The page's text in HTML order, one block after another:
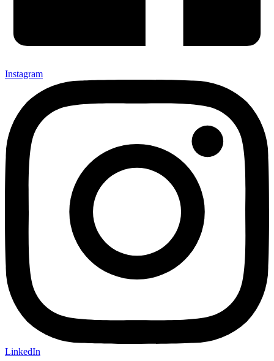
Instagram
LinkedIn